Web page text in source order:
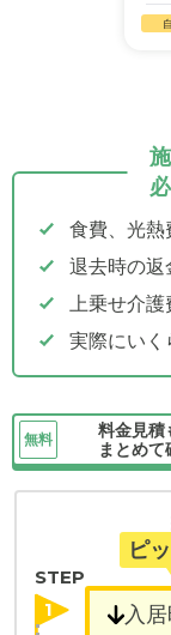
食費、光熱
退去時の返
上乗せ介
実際にいく
無料
料金見積
まとめて
ピ
STEP
1